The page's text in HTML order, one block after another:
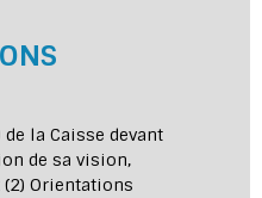
la Caisse devant
de sa vision,
Orientations